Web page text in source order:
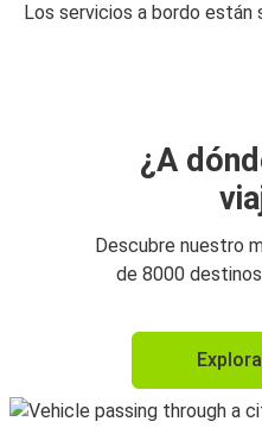
Los servicios a bordo están
¿A
Descubre nuestro
de 8000